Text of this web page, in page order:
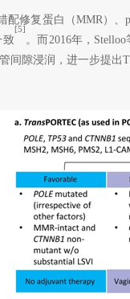
配修复蛋白（MMR）
致
[5]
。而2016年，
间隙浸润，进一步提出